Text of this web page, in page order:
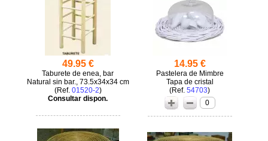
49.95 €
Taburete de enea, bar
Natural sin bar., 73.5x34x34 cm
(
01520-2)
Consultar dispon.
14.95 €
Pastelera de Mimbre
Tapa de cristal
(
54703)
0